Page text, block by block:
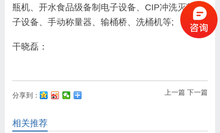
瓶机、开水食品级备制电子设备、CIP冲洗灭菌电
子设备、手动称量器、输桶桥、洗桶机等;
干晓磊：
上一篇 下一篇
分享到：
相关推荐